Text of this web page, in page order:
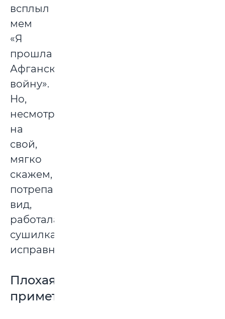
всплыл
мем
«Я
прошла
Афганскую
войну».
Но,
несмотря
на
свой,
мягко
скажем,
потрепанный
вид,
работала
сушилка
исправно.
Плохая
примета